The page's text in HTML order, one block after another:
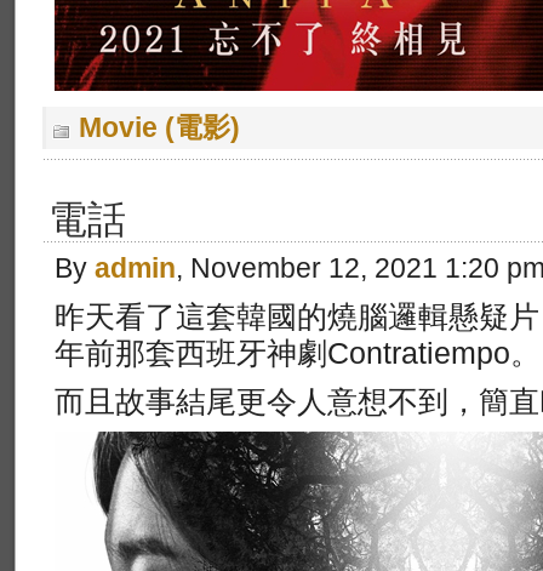
Movie (電影)
電話
By admin, November 12, 2021 1:20
昨天看了這套韓國的燒腦邏輯懸疑
年前那套西班牙神劇Contratiempo。
而且故事結尾更令人意想不到，簡